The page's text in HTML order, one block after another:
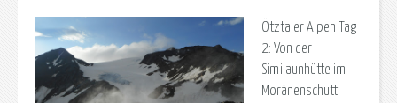
Ötztaler Alpen Tag
2: Von der
Similaunhütte im
Moränenschutt